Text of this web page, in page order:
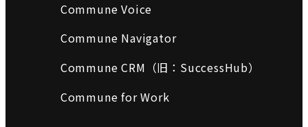
Commune Voice
Commune Navigator
Commune CRM（旧：SuccessHub）
Commune for Work